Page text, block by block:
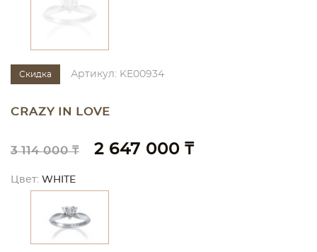
Скидка Артикул: KE00934
CRAZY IN LOVE
3 114 000 ₸ 2 647 000 ₸
Цвет: WHITE